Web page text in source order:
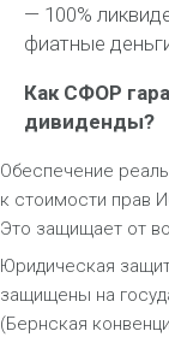
— 100%
фиатные
Как СФОР
дивиденды?
Обеспечение
к стоимости прав
Это защищает от
Юридическая
защищены на
(Бернская